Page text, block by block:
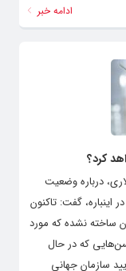
ادامه خبر
درباره وضعیت
گفت: تاکنون
برای بیماری کووید_ ۱۹ در جهان ساخته نشده که مورد
که در حال
سازمان جهانی